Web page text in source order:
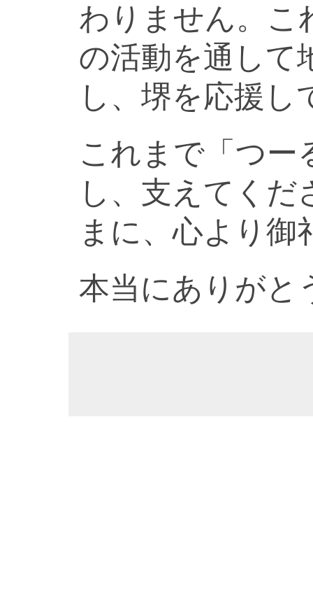
わりません。こ
の活動を通して
し、堺を応援し
これまで「つー
し、支えてく
まに、心より御
本当にありがと